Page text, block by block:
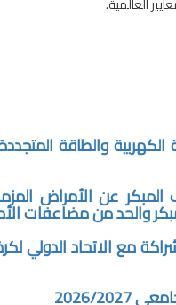
الكهربية والطاقة
عن الأمراض
2027